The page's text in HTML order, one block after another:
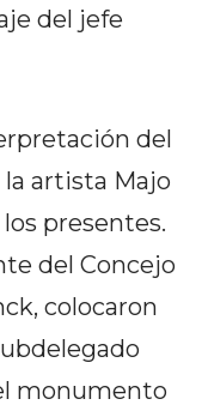
del jefe
del
artista Majo
presentes.
del Concejo
colocaron
monumento